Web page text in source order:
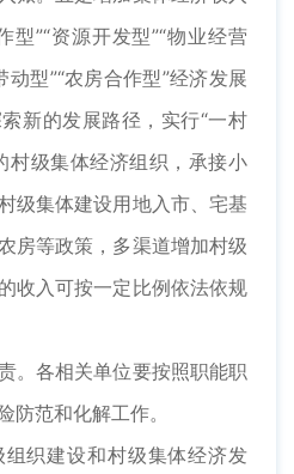
型”“资源开发型”“物业经营
动型”“农房合作型”经济发展
新的发展路径，实行“一村
村级集体经济组织，承接小
级集体建设用地入市、宅基
房等政策，多渠道增加村级
收入可按一定比例依法依规
各相关单位要按照职能职
防范和化解工作。
织建设和村级集体经济发